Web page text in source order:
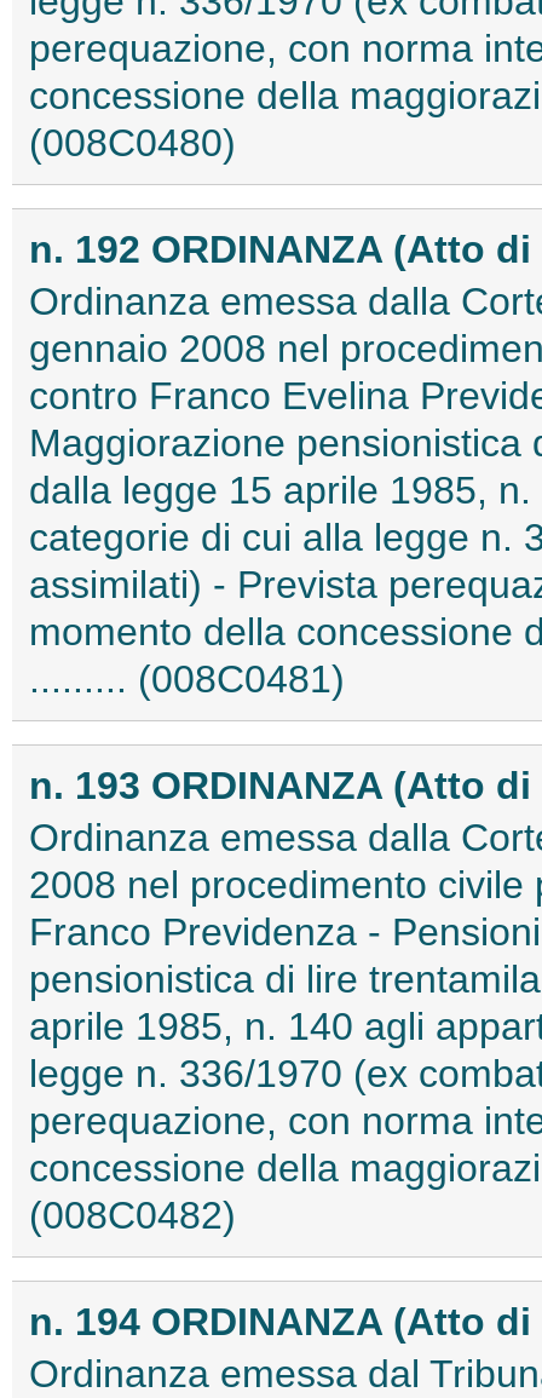
perequazione, con norma
concessione della
(008C0480)
n. 192 ORDINANZA (Atto
Ordinanza emessa dalla
gennaio 2008 nel
contro Franco Evelina
Maggiorazione
dalla legge 15 aprile 1985,
categorie di cui alla legge n.
assimilati) - Prevista
momento della concessione
......... (008C0481)
n. 193 ORDINANZA (Atto
Ordinanza emessa dalla
2008 nel procedimento civile
Franco Previdenza -
pensionistica di lire
aprile 1985, n. 140 agli
legge n. 336/1970 (ex
perequazione, con norma
concessione della
(008C0482)
n. 194 ORDINANZA (Atto
Ordinanza emessa dal